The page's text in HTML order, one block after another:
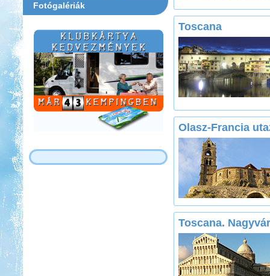
Fotógalériák
Toscana
Olasz-Francia
Toscana.